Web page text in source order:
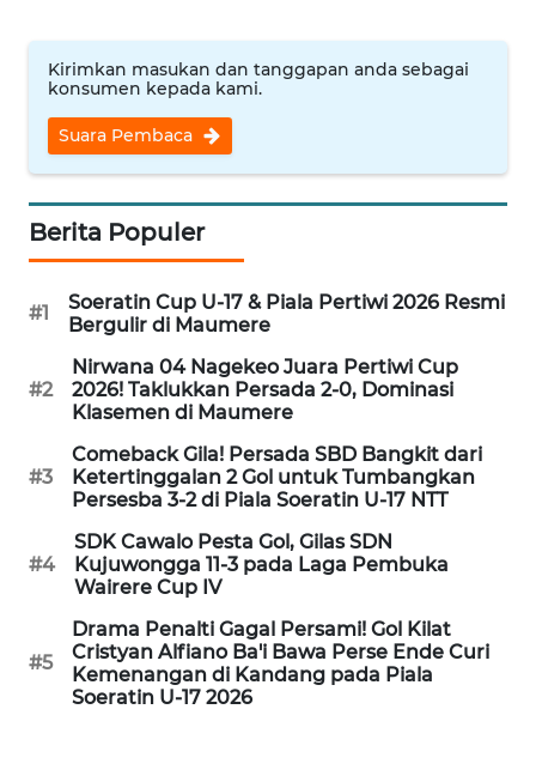
Kirimkan masukan dan tanggapan anda sebagai
konsumen kepada kami.
Suara Pembaca
Berita Populer
#1
Soeratin Cup U-17 & Piala Pertiwi 2026 Resmi
Bergulir di Maumere
#2
Nirwana 04 Nagekeo Juara Pertiwi Cup
2026! Taklukkan Persada 2-0, Dominasi
Klasemen di Maumere
#3
Comeback Gila! Persada SBD Bangkit dari
Ketertinggalan 2 Gol untuk Tumbangkan
Persesba 3-2 di Piala Soeratin U-17 NTT
#4
SDK Cawalo Pesta Gol, Gilas SDN
Kujuwongga 11-3 pada Laga Pembuka
Wairere Cup IV
#5
Drama Penalti Gagal Persami! Gol Kilat
Cristyan Alfiano Ba'i Bawa Perse Ende Curi
Kemenangan di Kandang pada Piala
Soeratin U-17 2026
KEPULAUAN
SERIBU
TANGERANG
BINJAI
WN
CIREBON
WN
INDRAMAYU
WN
KUNINGAN
WN
MAJALENGKA
WN
SUBANG